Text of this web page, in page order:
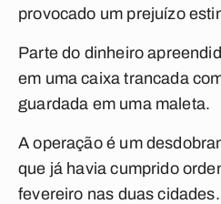
provocado um prejuízo
Parte do dinheiro
em uma caixa trancada
guardada em uma maleta.
A operação é um
que já havia cumprido
fevereiro nas duas cidades.